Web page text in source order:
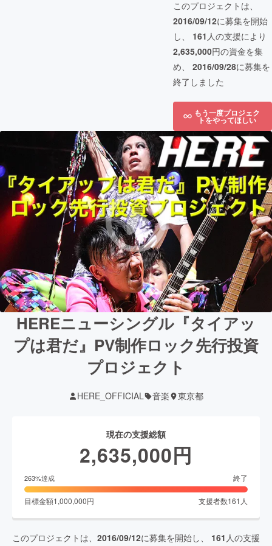
このプロジェクトは、
2016/09/12に募集を開始
し、 161 人の支援により
2,635,000円の資金を集
め、 2016/09/28に募集を
終了しました
もう一度プロジェク
トをやってほしい
HEREニューシングル『タイアッ
プは君だ』PV制作ロック先行投資
プロジェクト
HERE_OFFICIAL 音楽 東京都
現在の支援総額
2,635,000円
263%達成 終了
目標金額1,000,000円 支援者数161 人
このプロジェクトは、 2016/09/12に募集を開始し、 161 人の支援